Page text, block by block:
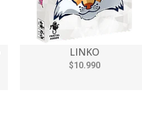
LINKO
$10.990